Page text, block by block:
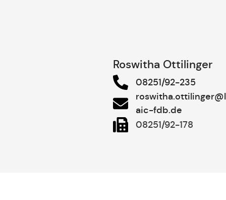
Roswitha Ottilinger
08251/92-235
aic-fdb.de
08251/92-178